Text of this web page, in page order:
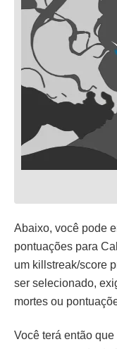
Abaixo, você pode
pontuações para
um killstreak/score
ser selecionado,
mortes ou
Você terá então